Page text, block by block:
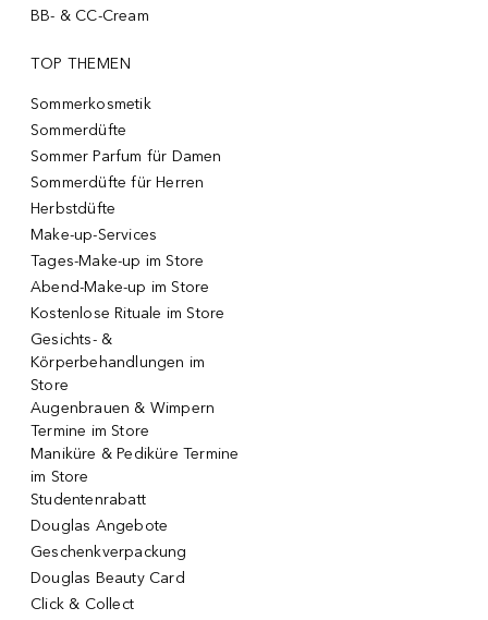
BB- & CC-Cream
TOP THEMEN
Sommerkosmetik
Sommerdüfte
Sommer Parfum für Damen
Sommerdüfte für Herren
Herbstdüfte
Make-up-Services
Tages-Make-up im Store
Abend-Make-up im Store
Kostenlose Rituale im Store
Gesichts- &
Körperbehandlungen im
Store
Augenbrauen & Wimpern
Termine im Store
Maniküre & Pediküre Termine
im Store
Studentenrabatt
Douglas Angebote
Geschenkverpackung
Douglas Beauty Card
Click & Collect